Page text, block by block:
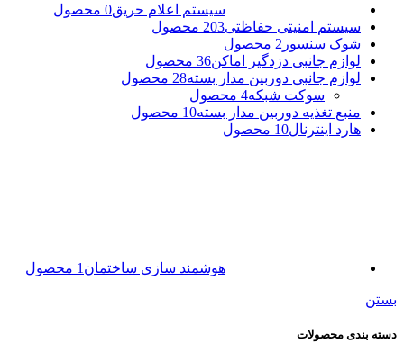
سیستم اعلام حریق0 محصول
سیستم امنیتی حفاظتی203 محصول
شوک سنسور 2 محصول
لوازم جانبی دزدگیر اماکن36 محصول
لوازم جانبی دوربین مدار بسته28 محصول
سوکت شبکه4 محصول
منبع تغذیه دوربین مدار بسته10 محصول
هارد اینترنال10 محصول
هوشمند سازی ساختمان 1 محصول
بستن
دسته بندی محصولات